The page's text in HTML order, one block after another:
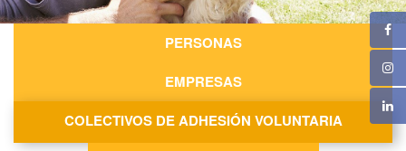
PERSONAS
EMPRESAS
COLECTIVOS DE ADHESIÓN VOLUNTARIA